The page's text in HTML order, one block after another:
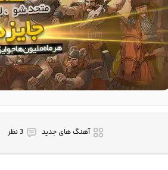
آهنگ های جدید 3 نظر